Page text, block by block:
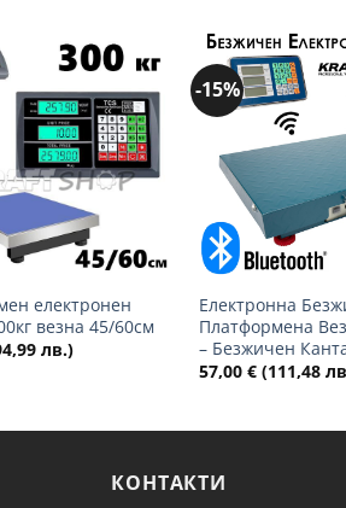
Добави
в
желани
електронен
везна 45/60см
лв.)
-15%
+
Електронна
Платформена
– Безжичен
57,00 € (111,48
КОНТАКТИ